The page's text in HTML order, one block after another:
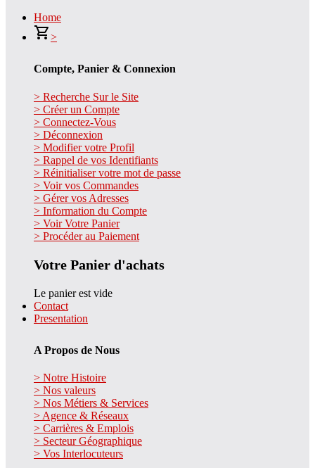
Home
>
Compte, Panier & Connexion
> Recherche Sur le Site
> Créer un Compte
> Connectez-Vous
> Déconnexion
> Modifier votre Profil
> Rappel de vos Identifiants
> Réinitialiser votre mot de passe
> Voir vos Commandes
> Gérer vos Adresses
> Information du Compte
> Voir Votre Panier
> Procéder au Paiement
Votre Panier d'achats
Le panier est vide
Contact
Presentation
A Propos de Nous
> Notre Histoire
> Nos valeurs
> Nos Métiers & Services
> Agence & Réseaux
> Carrières & Emplois
> Secteur Géographique
> Vos Interlocuteurs